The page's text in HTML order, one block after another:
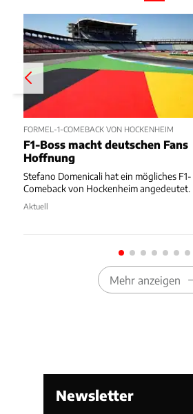
FORMEL-1-COMEBACK VON HOCKENHEIM
F1-Boss macht deutschen Fans
Hoffnung
Stefano Domenicali hat ein mögliches F1-
Comeback von Hockenheim angedeutet.
Aktuell
Mehr anzeigen
Newsletter